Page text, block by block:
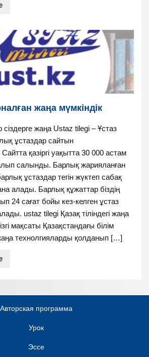
жаңа мүмкіндік
сіздерге жаңа Ustaz tilegi – Ұстаз
ұстаздар сайтын
қазіргі уақытта 30 000 астам
салынды. Барлық жарияланған
ұстаздар тегін жүктеп сабақ
алады. Барлық құжаттар біздің
24 сағат бойы кез-келген ұстаз
ustaz tilegi Қазақ тіліндегі жаңа
мақсаты Қазақстандағы білім
жаңа технолгияларды қолданып […]
Авторская программа
Урок
Эссе